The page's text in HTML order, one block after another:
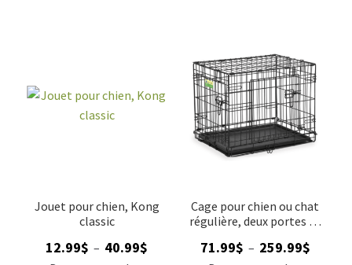
Jouet pour chien, Kong
classic
12.99$ – 40.99$
Cage pour chien ou chat
régulière, deux portes et
71.99$ – 259.99$Plage